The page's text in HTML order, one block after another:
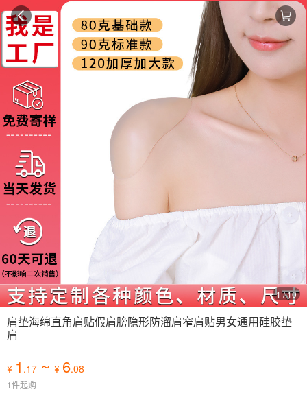
1 / 10
肩垫海绵直角肩贴假肩膀隐形防溜肩窄肩贴男女通用硅胶垫
肩
¥ 1 .17 ~ ¥ 6.08
1件起购